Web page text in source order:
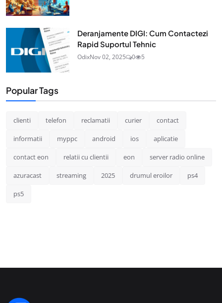
Deranjamente DIGI: Cum Contactezi
Rapid Suportul Tehnic
OdixNov 02, 2025 0 5
Popular Tags
clienti telefon reclamatii curier contact
informatii myppc android ios aplicatie
contact eon relatii cu clientii eon server radio online
azuracast streaming 2025 drumul eroilor ps4
ps5